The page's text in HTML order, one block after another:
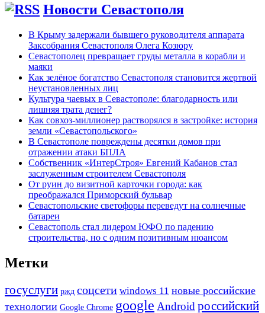
Новости Севастополя
В Крыму задержали бывшего руководителя аппарата
Заксобрания Севастополя Олега Козюру
Севастополец превращает груды металла в корабли и
маяки
Как зелёное богатство Севастополя становится жертвой
неустановленных лиц
Культура чаевых в Севастополе: благодарность или
лишняя трата денег?
Как совхоз-миллионер растворялся в застройке: история
земли «Севастопольского»
В Севастополе повреждены десятки домов при
отражении атаки БПЛА
Собственник «ИнтерСтроя» Евгений Кабанов стал
заслуженным строителем Севастополя
От руин до визитной карточки города: как
преображался Приморский бульвар
Севастопольские светофоры переведут на солнечные
батареи
Севастополь стал лидером ЮФО по падению
строительства, но с одним позитивным нюансом
Метки
госуслуги ржд соцсети windows 11 новые российские
технологии Google Chrome google Android российский